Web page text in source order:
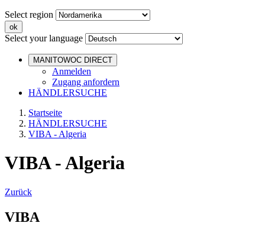
Select region
Select your language
MANITOWOC DIRECT
Anmelden
Zugang anfordern
HÄNDLERSUCHE
Startseite
HÄNDLERSUCHE
VIBA - Algeria
VIBA - Algeria
Zurück
VIBA